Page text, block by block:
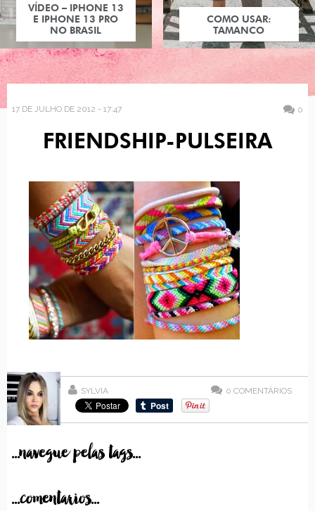
VÍDEO – IPHONE 13
E IPHONE 13 PRO
NO BRASIL
COMO USAR:
TAMANCO
17 DE JULHO DE 2012 - 17:47 0
FRIENDSHIP-PULSEIRA
SYLVIA 0 COMENTÁRIOS
...navegue pelas tags...
...comentarios...